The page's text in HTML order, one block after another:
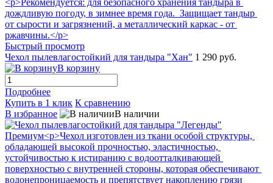
Быстрый просмотр
Чехол пылевлагостойкий для тандыра "Хан" 1 290 руб.
В корзину
Подробнее
Купить в 1 клик К сравнению
В избранное
В наличии